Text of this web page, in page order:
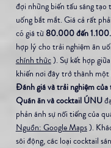
đợi những biến tấu sáng tạo
uống bắt mắt. Giá cả rất
có giá từ 80.000 đến
hợp lý cho trải nghiệm ăn
chính thức ). Sự kết hợp
khiến nơi đây trở thành một
Đánh giá và trải nghiệm của
Quán ăn và cocktail ÚNU
phản ánh sự nổi tiếng của
Nguồn: Google Maps ).
sôi động, các loại cocktail